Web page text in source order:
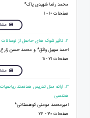
محمد رضا شهیدی پاک*
صفحات 10 - 1
2. تاثیر شوک های حاصل از نوسانات ارز بر رشد اقتصادی افغانستان
احمد سهيل واثق* و محمد حسن زارع
صفحات 21 - 11
3. ارائه مدل تدریس هدفمند
هندسی
امیرمحمد مومنی کوهستانی*
صفحات 30 - 22